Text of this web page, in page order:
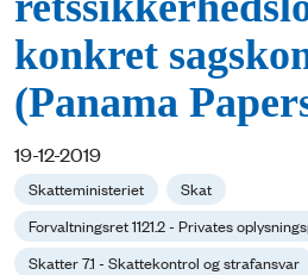
konkret
(Panama
19-12-2019
Skatteministeriet
Skat
Forvaltningsret 1121.2 - Privates
Skatter 7.1 - Skattekontrol og strafansvar